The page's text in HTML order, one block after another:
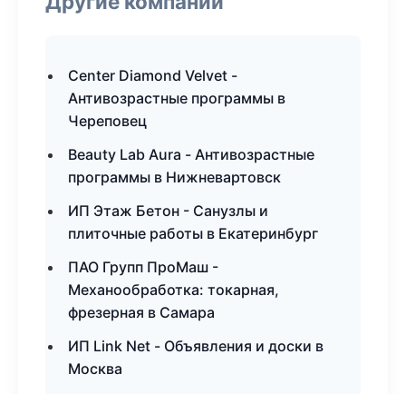
Center Diamond Velvet -
Антивозрастные программы в
Череповец
Beauty Lab Aura - Антивозрастные
программы в Нижневартовск
ИП Этаж Бетон - Санузлы и
плиточные работы в Екатеринбург
ПАО Групп ПроМаш -
Механообработка: токарная,
фрезерная в Самара
ИП Link Net - Объявления и доски в
Москва